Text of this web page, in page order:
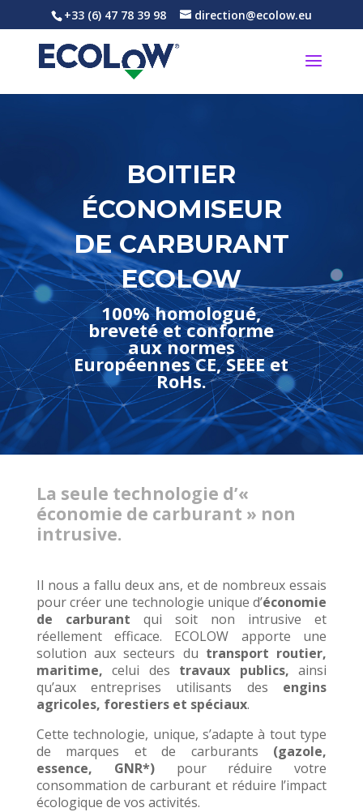
+33 (6) 47 78 39 98 direction@ecolow.eu
BOITIER
ÉCONOMISEUR
DE CARBURANT
ECOLOW
100% homologué,
breveté et conforme
aux normes
EuropéennesCE, SEEEet
RoHs.
La seule technologie d’«
économie de carburant » non
intrusive.
Il nous a fallu deux ans, et de nombreux essais
pour créer une technologie unique d’économie
de carburant qui soit non intrusiveet
réellement efficace. ECOLOW apporte une
solution aux secteurs du transport routier,
maritime, celui des travaux publics, ainsi
qu’aux entreprises utilisants des engins
agricoles, forestiers et spéciaux.
Cette technologie, unique, s’adapte à tout type
de marques et de carburants (gazole,
essence, GNR*) pour réduire votre
consommation de carburant et réduire l’impact
écologique de vos activités.